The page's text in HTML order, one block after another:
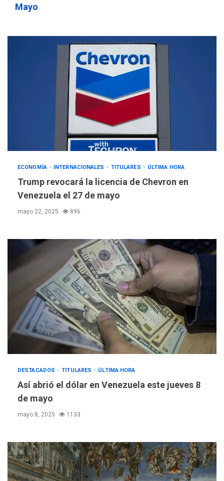
Mayo
ECONOMÍA INTERNACIONALES TITULARES ÚLTIMA HORA
Trump revocará la licencia de Chevron en
Venezuela el 27 de mayo
mayo 22, 2025 896
DESTACADOS TITULARES ÚLTIMA HORA
Así abrió el dólar en Venezuela este jueves 8
de mayo
mayo 8, 2025 1133